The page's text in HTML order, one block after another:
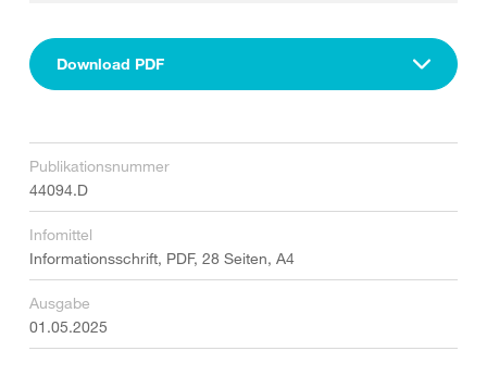
Download PDF
Publikationsnummer
44094.D
Infomittel
Informationsschrift, PDF, 28 Seiten, A4
Ausgabe
01.05.2025